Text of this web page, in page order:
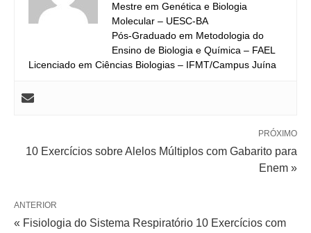
Mestre em Genética e Biologia
Molecular – UESC-BA
Pós-Graduado em Metodologia do
Ensino de Biologia e Química – FAEL
Licenciado em Ciências Biologias – IFMT/Campus Juína
PRÓXIMO
10 Exercícios sobre Alelos Múltiplos com Gabarito para
Enem »
ANTERIOR
« Fisiologia do Sistema Respiratório 10 Exercícios com